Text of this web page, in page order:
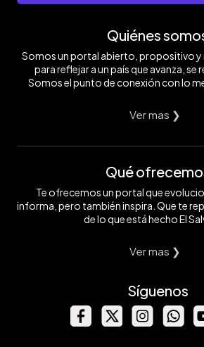
Quiénes
Somos un portal abierto, propositivo
para reflejar a un país que avanza, se
Somos el punto de conexión con lo
Ver mas ❯
Qué
Te ofrecemos un portal que
informa, pero también inspira. Que te
de lo que está hecho El
Ver mas ❯
Síguenos